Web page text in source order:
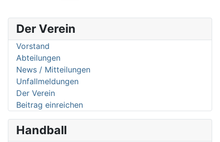
Der Verein
Vorstand
Abteilungen
News / Mitteilungen
Unfallmeldungen
Der Verein
Beitrag einreichen
Handball